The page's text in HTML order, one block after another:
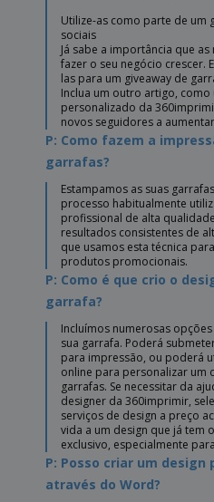
Utilize-as como parte de um
sociais
Já sabe a importância que
fazer o seu negócio crescer.
las para um giveaway de
Inclua um outro artigo, como
personalizado da
novos seguidores a
P: Como fazem a
garrafas?
Estampamos as suas
processo habitualmente
profissional de alta
resultados consistentes de
que usamos esta técnica
produtos promocionais.
P: Como é que crio o
garrafa?
Incluímos numerosas
sua garrafa. Poderá
para impressão, ou poderá
online para personalizar um
garrafas. Se necessitar da
designer da 360imprimir,
serviços de design a preço
vida a um design que já tem
exclusivo, especialmente
P: Posso criar um
através do Word?